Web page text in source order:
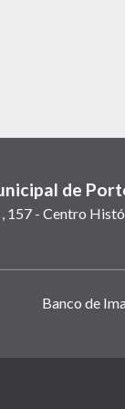
de
, 157 - Centro
Banco de